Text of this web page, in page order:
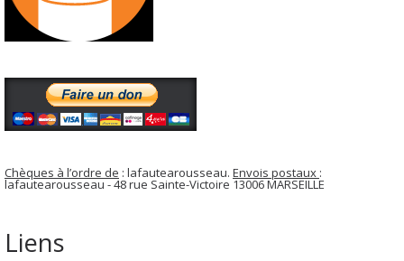
Chèques à l’ordre de : lafautearousseau. Envois postaux :
lafautearousseau - 48 rue Sainte-Victoire 13006 MARSEILLE
Liens